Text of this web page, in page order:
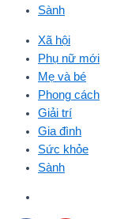
Sành
Xã hội
Phụ nữ mới
Mẹ và bé
Phong cách
Giải trí
Gia đình
Sức khỏe
Sành